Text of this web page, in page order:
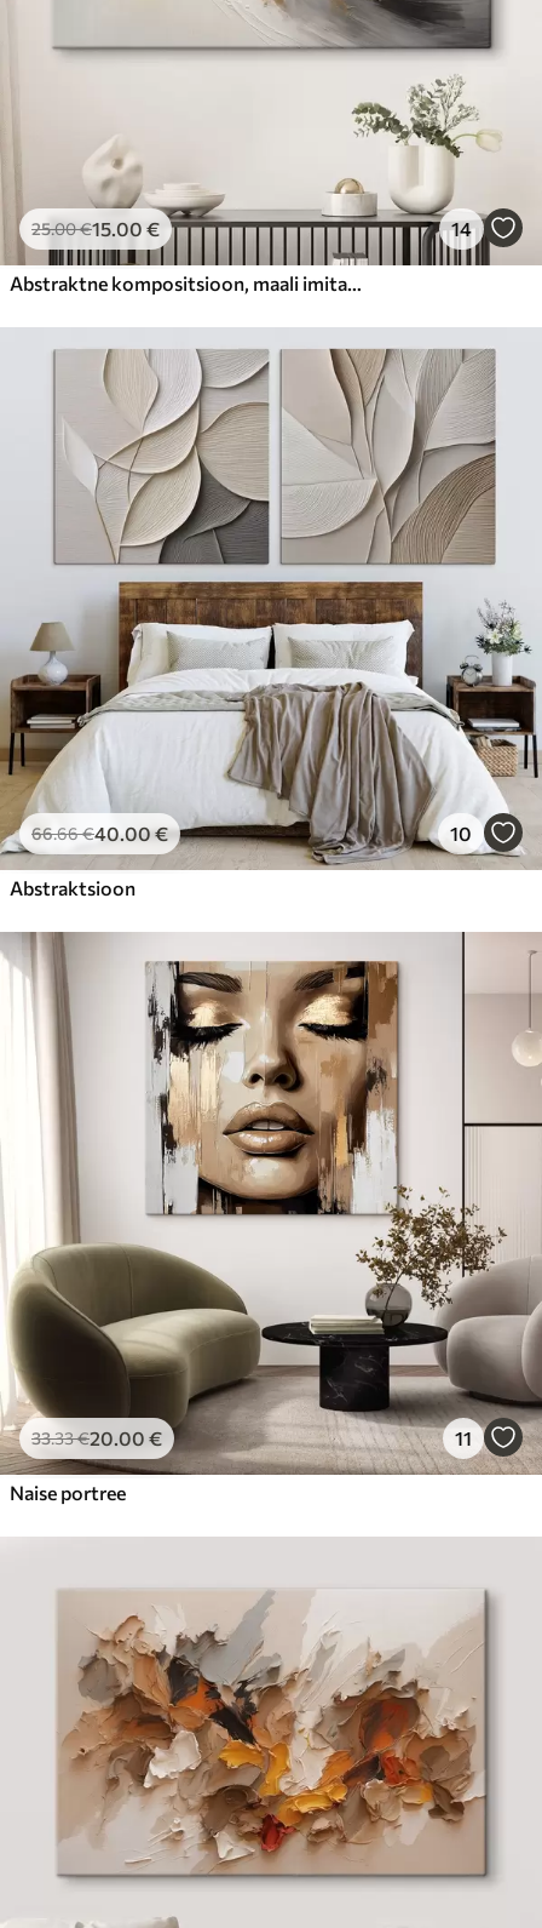
25.00€15.00 € 14
Abstraktne kompositsioon, maali imitatsioon
66.66€40.00€ 10
Abstraktsioon
33.33€20.00 € 11
Naise portree